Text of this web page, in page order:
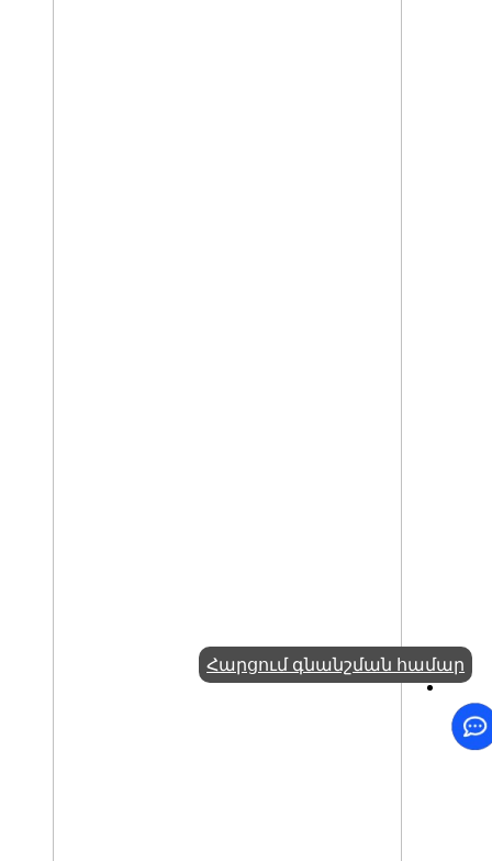
Հարցում գնանշման համար